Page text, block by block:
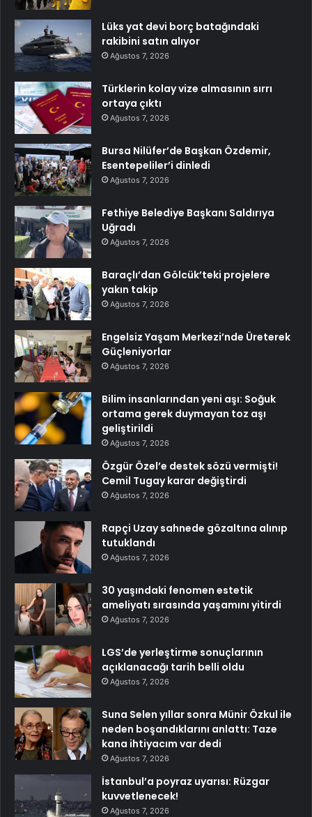
Lüks yat devi borç batağındaki
rakibini satın alıyor
Ağustos 7, 2026
Türklerin kolay vize almasının sırrı
ortaya çıktı
Ağustos 7, 2026
Bursa Nilüfer’de Başkan Özdemir,
Esentepeliler’i dinledi
Ağustos 7, 2026
Fethiye Belediye Başkanı Saldırıya
Uğradı
Ağustos 7, 2026
Baraçlı’dan Gölcük’teki projelere
yakın takip
Ağustos 7, 2026
Engelsiz Yaşam Merkezi’nde Üreterek
Güçleniyorlar
Ağustos 7, 2026
Bilim insanlarından yeni aşı: Soğuk
ortama gerek duymayan toz aşı
geliştirildi
Ağustos 7, 2026
Özgür Özel’e destek sözü vermişti!
Cemil Tugay karar değiştirdi
Ağustos 7, 2026
Rapçi Uzay sahnede gözaltına alınıp
tutuklandı
Ağustos 7, 2026
30 yaşındaki fenomen estetik
ameliyatı sırasında yaşamını yitirdi
Ağustos 7, 2026
LGS’de yerleştirme sonuçlarının
açıklanacağı tarih belli oldu
Ağustos 7, 2026
Suna Selen yıllar sonra Münir Özkul ile
neden boşandıklarını anlattı: Taze
kana ihtiyacım var dedi
Ağustos 7, 2026
İstanbul’a poyraz uyarısı: Rüzgar
kuvvetlenecek!
Ağustos 7, 2026